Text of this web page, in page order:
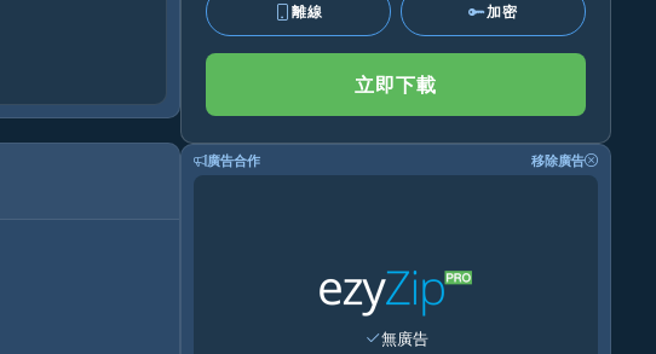
離線 加密
立即下載
廣告合作 移除廣告
無廣告